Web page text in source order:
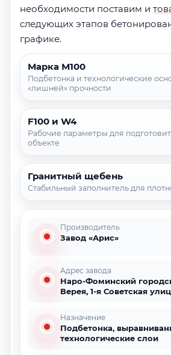
необходимости поставим и
следующих этапов
графике.
Марка М100
Подбетонка и технологические
«лишней» прочности
F100 и W4
Рабочие параметры для
объекте
Гранитный щебень
Стабильный заполнитель для
Производитель
Завод «Арис»
Адрес завода
Наро-Фоминский
Верея, 1-я Советская
Назначение
Подбетонка,
технологические слои